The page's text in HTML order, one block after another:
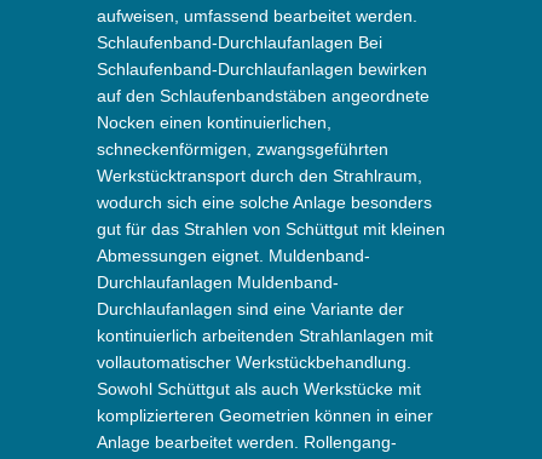
aufweisen, umfassend bearbeitet werden.
Schlaufenband-Durchlaufanlagen Bei
Schlaufenband-Durchlaufanlagen bewirken
auf den Schlaufenbandstäben angeordnete
Nocken einen kontinuierlichen,
schneckenförmigen, zwangsgeführten
Werkstücktransport durch den Strahlraum,
wodurch sich eine solche Anlage besonders
gut für das Strahlen von Schüttgut mit kleinen
Abmessungen eignet. Muldenband-
Durchlaufanlagen Muldenband-
Durchlaufanlagen sind eine Variante der
kontinuierlich arbeitenden Strahlanlagen mit
vollautomatischer Werkstückbehandlung.
Sowohl Schüttgut als auch Werkstücke mit
komplizierteren Geometrien können in einer
Anlage bearbeitet werden. Rollengang-